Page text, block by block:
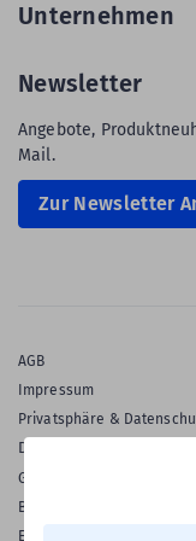
Unternehmen
Newsletter
Angebote,
Mail.
Zur Newsletter
AGB
Impressum
Privatsphäre &
Datenschutz-
Gewährleistung
Barrierefreiheitserklärung
English Language